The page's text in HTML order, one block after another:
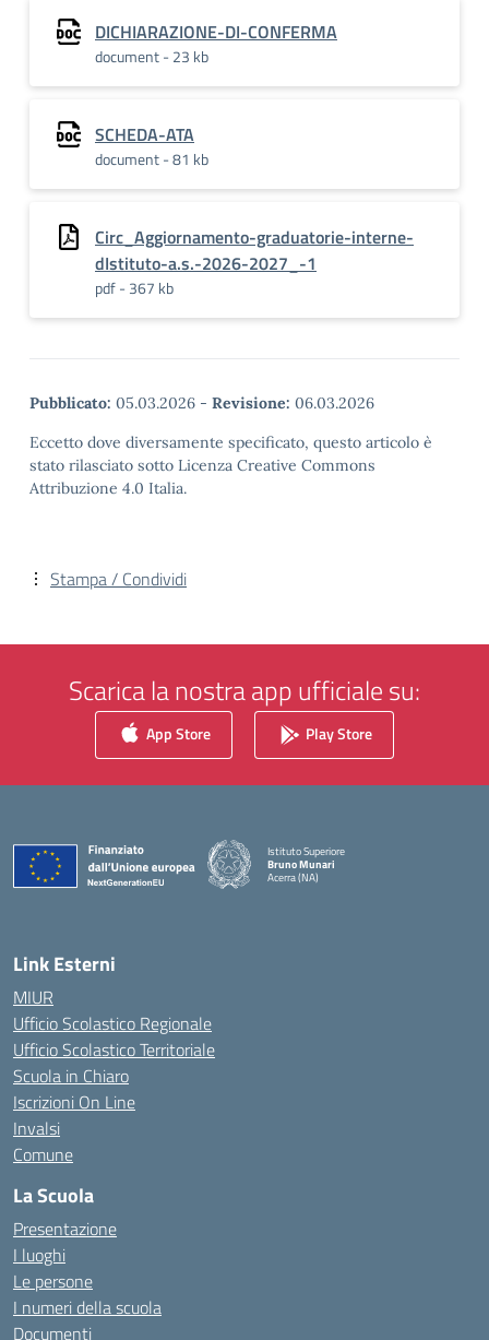
DICHIARAZIONE-DI-CONFERMA
document - 23 kb
SCHEDA-ATA
document - 81 kb
Circ_Aggiornamento-graduatorie-interne-
dIstituto-a.s.-2026-2027_-1
pdf - 367 kb
Pubblicato: 05.03.2026 - Revisione: 06.03.2026
Eccetto dove diversamente specificato, questo articolo è
stato rilasciato sotto Licenza Creative Commons
Attribuzione 4.0 Italia.
Stampa / Condividi
Scarica la nostra app ufficiale su:
App Store Play Store
Istituto Superiore
Bruno Munari
Acerra (NA)
Link Esterni
MIUR
Ufficio Scolastico Regionale
Ufficio Scolastico Territoriale
Scuola in Chiaro
Iscrizioni On Line
Invalsi
Comune
La Scuola
Presentazione
I luoghi
Le persone
I numeri della scuola
Documenti